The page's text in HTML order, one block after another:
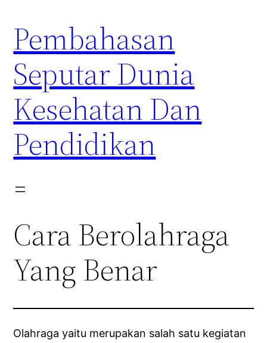
content
Pembahasan
Seputar Dunia
Kesehatan Dan
Pendidikan
Cara Berolahraga
Yang Benar
Olahraga yaitu merupakan salah satu kegiatan